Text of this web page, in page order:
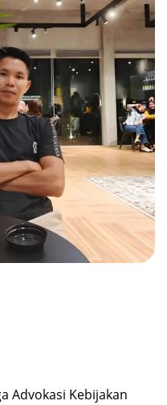
Advokasi Kebijakan